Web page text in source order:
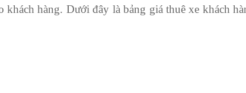
hàng. Dưới đây là bảng giá thuê xe khách